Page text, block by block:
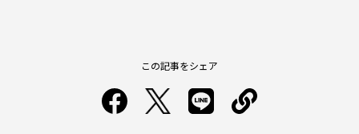
この記事をシェア